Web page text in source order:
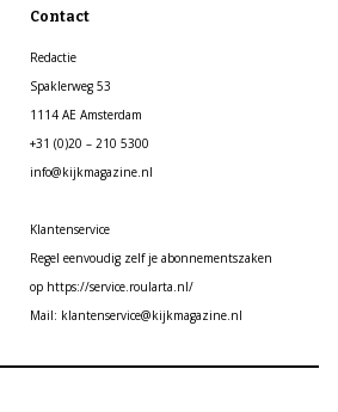
Contact
Redactie
Spaklerweg 53
1114 AE Amsterdam
+31 (0)20 – 210 5300
info@kijkmagazine.nl
Klantenservice
Regel eenvoudig zelf je abonnementszaken
op https://service.roularta.nl/
Mail: klantenservice@kijkmagazine.nl